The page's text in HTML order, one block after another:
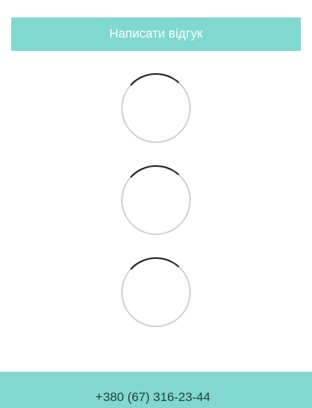
Написати відгук
+380 (67) 316-23-44